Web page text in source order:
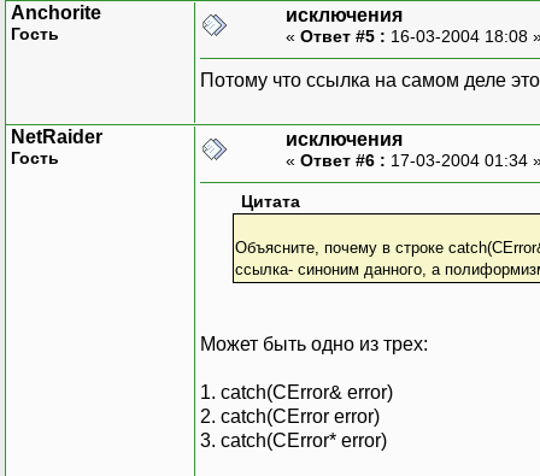
Anchorite
Гость
исключения
« Ответ #5 : 16-03-2004 18:08
Потому что ссылка на самом деле
NetRaider
Гость
исключения
« Ответ #6 : 17-03-2004 01:34
Цитата
Объясните, почему в строке
ссылка- синоним данного, а
Может быть одно из трех:
1. catch(CError& error)
2. catch(CError error)
3. catch(CError* error)